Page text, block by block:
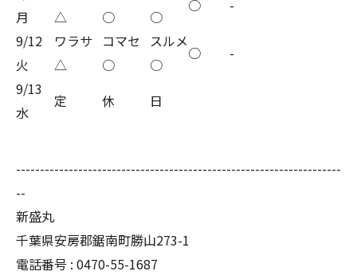
月
△
○
○
○
-
9/12
火
ワラサ
△
コマセ
○
スルメ
○
○
-
9/13
水
定 休 日
--------------------------------------------------------------------
--
新盛丸
千葉県安房郡鋸南町勝山273-1
電話番号 : 0470-55-1687